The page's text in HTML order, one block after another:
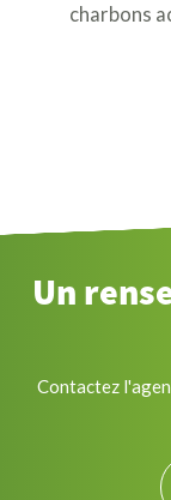
charbons
Un
Contactez